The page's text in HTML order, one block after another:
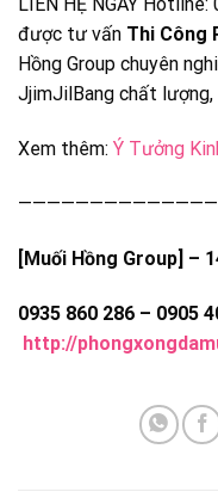
LIÊN HỆ NGAY
được tư vấn Thi Công
Hồng Group chuyên
JjimJilBang chất
Xem thêm: Ý Tưởng
[Muối Hồng Group] –
0935 860 286 – 0905
http://